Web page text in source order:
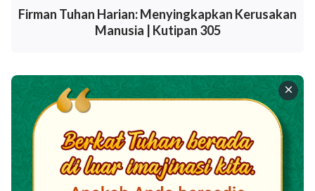
Firman Tuhan Harian: Menyingkapkan Kerusakan
Manusia | Kutipan 305